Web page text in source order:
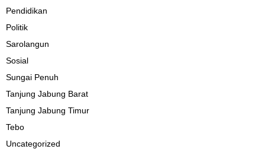
Pendidikan
Politik
Sarolangun
Sosial
Sungai Penuh
Tanjung Jabung Barat
Tanjung Jabung Timur
Tebo
Uncategorized